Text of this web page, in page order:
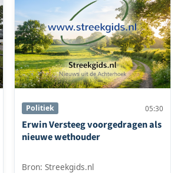
Politiek 05:30
Erwin Versteeg voorgedragen als
nieuwe wethouder
Bron: Streekgids.nl